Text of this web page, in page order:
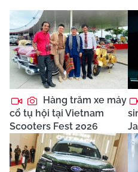
Hàng trăm xe máy
cổ tụ hội tại Vietnam
Scooters Fest 2026